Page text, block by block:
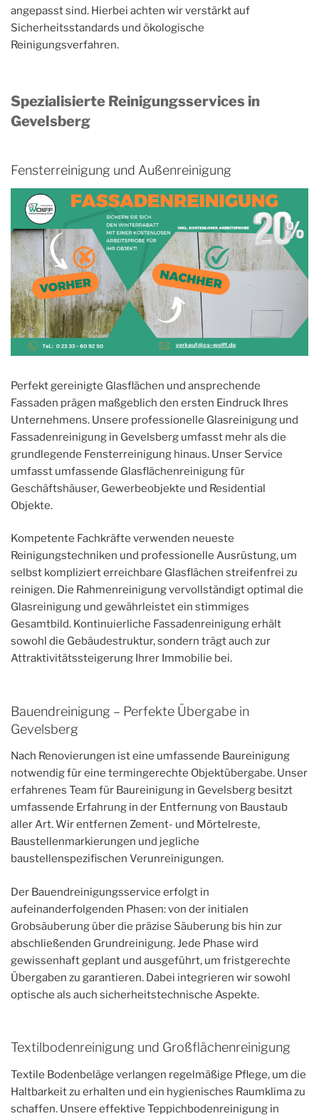
angepasst sind. Hierbei achten wir verstärkt auf
Sicherheitsstandards und ökologische
Reinigungsverfahren.
Spezialisierte Reinigungsservices in
Gevelsberg
Fensterreinigung und Außenreinigung
Perfekt gereinigte Glasflächen und ansprechende
Fassaden prägen maßgeblich den ersten Eindruck Ihres
Unternehmens. Unsere professionelle Glasreinigung und
Fassadenreinigung in Gevelsberg umfasst mehr als die
grundlegende Fensterreinigung hinaus. Unser Service
umfasst umfassende Glasflächenreinigung für
Geschäftshäuser, Gewerbeobjekte und Residential
Objekte.
Kompetente Fachkräfte verwenden neueste
Reinigungstechniken und professionelle Ausrüstung, um
selbst kompliziert erreichbare Glasflächen streifenfrei zu
reinigen. Die Rahmenreinigung vervollständigt optimal die
Glasreinigung und gewährleistet ein stimmiges
Gesamtbild. Kontinuierliche Fassadenreinigung erhält
sowohl die Gebäudestruktur, sondern trägt auch zur
Attraktivitätssteigerung Ihrer Immobilie bei.
Bauendreinigung – Perfekte Übergabe in
Gevelsberg
Nach Renovierungen ist eine umfassende Baureinigung
notwendig für eine termingerechte Objektübergabe. Unser
erfahrenes Team für Baureinigung in Gevelsberg besitzt
umfassende Erfahrung in der Entfernung von Baustaub
aller Art. Wir entfernen Zement- und Mörtelreste,
Baustellenmarkierungen und jegliche
baustellenspezifischen Verunreinigungen.
Der Bauendreinigungsservice erfolgt in
aufeinanderfolgenden Phasen: von der initialen
Grobsäuberung über die präzise Säuberung bis hin zur
abschließenden Grundreinigung. Jede Phase wird
gewissenhaft geplant und ausgeführt, um fristgerechte
Übergaben zu garantieren. Dabei integrieren wir sowohl
optische als auch sicherheitstechnische Aspekte.
Textilbodenreinigung und Großflächenreinigung
Textile Bodenbeläge verlangen regelmäßige Pflege, um die
Haltbarkeit zu erhalten und ein hygienisches Raumklima zu
schaffen. Unsere effektive Teppichbodenreinigung in